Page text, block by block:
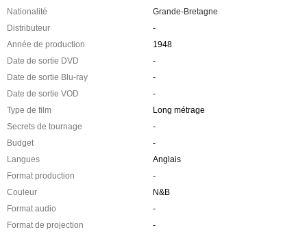
Nationalité
Grande-Bretagne
Distributeur
-
Année de production
1948
Date de sortie DVD
-
Date de sortie Blu-ray
-
Date de sortie VOD
-
Type de film
Long métrage
Secrets de tournage
-
Budget
-
Langues
Anglais
Format production
-
Couleur
N&B
Format audio
-
Format de projection
-